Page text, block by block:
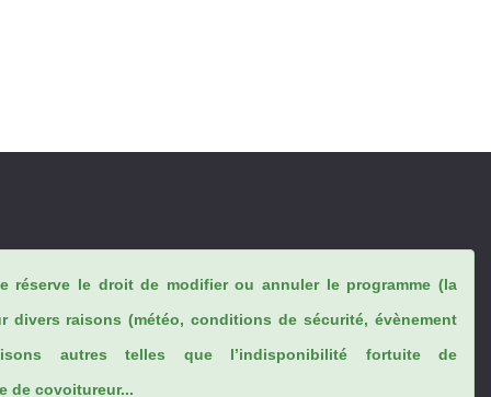
réserve le droit de modifier ou annuler le programme (la
divers raisons (météo, conditions de sécurité, évènement
autres telles que l’indisponibilité fortuite de
de covoitureur...